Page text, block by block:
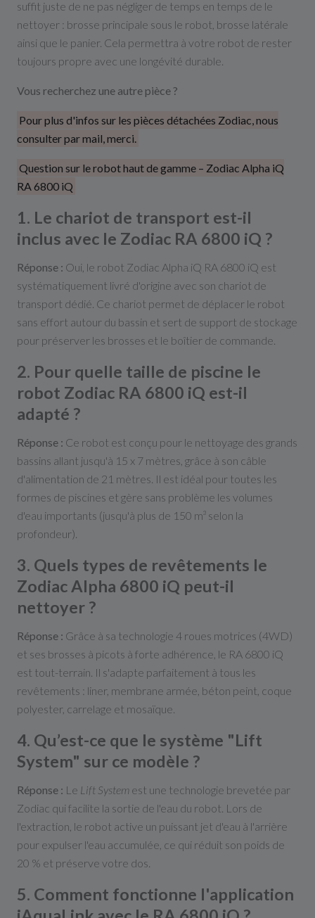
suffit juste de ne pas négliger de temps en temps de le
nettoyer : brosse principale sous le robot, brosse latérale
ainsi que le panier. Cela permettra à votre robot de rester
toujours propre avec une longévité durable.
Vous recherchez une autre pièce ?
Pour plus d'infos sur les pièces détachées Zodiac, nous
consulter par mail, merci.
Question sur le robot haut de gamme – Zodiac Alpha iQ
RA 6800 iQ
1. Le chariot de transport est-il
inclus avec le Zodiac RA 6800 iQ ?
Réponse : Oui, le robot Zodiac Alpha iQ RA 6800 iQ est
systématiquement livré d'origine avec son chariot de
transport dédié. Ce chariot permet de déplacer le robot
sans effort autour du bassin et sert de support de stockage
pour préserver les brosses et le boîtier de commande.
2. Pour quelle taille de piscine le
robot Zodiac RA 6800 iQ est-il
adapté ?
Réponse : Ce robot est conçu pour le nettoyage des grands
bassins allant jusqu'à 15 x 7 mètres, grâce à son câble
d'alimentation de 21 mètres. Il est idéal pour toutes les
formes de piscines et gère sans problème les volumes
d'eau importants (jusqu'à plus de 150 m³ selon la
profondeur).
3. Quels types de revêtements le
Zodiac Alpha 6800 iQ peut-il
nettoyer ?
Réponse : Grâce à sa technologie 4 roues motrices (4WD)
et ses brosses à picots à forte adhérence, le RA 6800 iQ
est tout-terrain. Il s'adapte parfaitement à tous les
revêtements : liner, membrane armée, béton peint, coque
polyester, carrelage et mosaïque.
4. Qu’est-ce que le système "Lift
System" sur ce modèle ?
Réponse : Le Lift System est une technologie brevetée par
Zodiac qui facilite la sortie de l'eau du robot. Lors de
l'extraction, le robot active un puissant jet d'eau à l'arrière
pour expulser l'eau accumulée, ce qui réduit son poids de
20 % et préserve votre dos.
5. Comment fonctionne l'application